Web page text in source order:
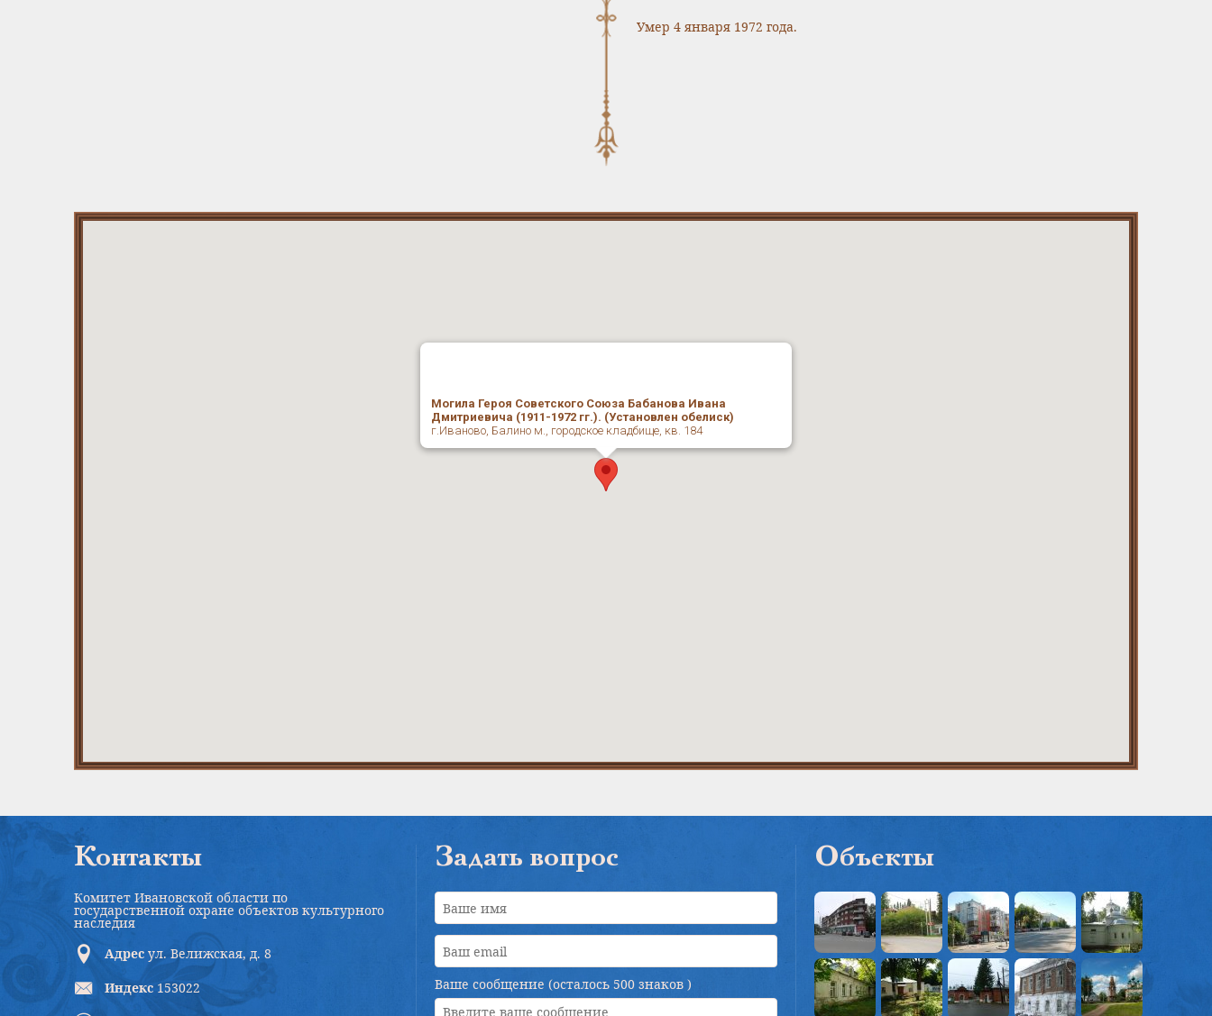
Умер 4 января 1972 года.
Могила Героя Советского Союза Бабанова Ивана
Дмитриевича (1911-1972 гг.). (Установлен обелиск)
г.Иваново, Балино м., городское кладбище, кв. 184
Контакты
Комитет Ивановской области по
государственной охране объектов культурного
наследия
Адрес ул. Велижская, д. 8
Индекс 153022
Задать вопрос
Ваше сообщение (осталось 500 знаков )
Объекты